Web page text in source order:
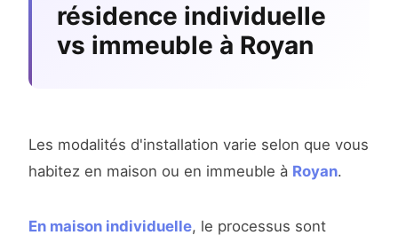
résidence individuelle
vs immeuble à Royan
Les modalités d'installation varie selon que vous
habitez en maison ou en immeuble à Royan.
En maison individuelle, le processus sont